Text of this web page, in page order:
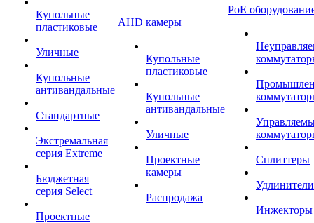
Купольные
пластиковые
Уличные
Купольные
антивандальные
Стандартные
Экстремальная
серия Extreme
Бюджетная
серия Select
Проектные
AHD камеры
Купольные
пластиковые
Купольные
антивандальные
Уличные
Проектные
камеры
Распродажа
PoE
Сплиттеры
Удлинители
Инжекторы